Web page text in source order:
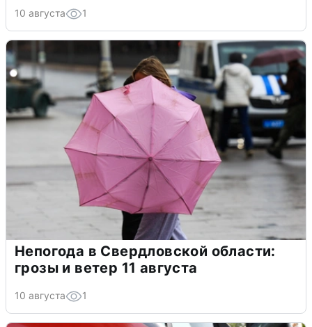
10 августа 1
Непогода в Свердловской области:
грозы и ветер 11 августа
10 августа 1